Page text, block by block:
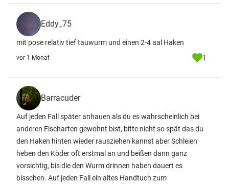
Eddy_75
mit pose relativ tief tauwurm und einen 2-4 aal Haken
vor 1 Monat 1
Barracuder
Auf jeden Fall später anhauen als du es wahrscheinlich bei
anderen Fischarten gewohnt bist, bitte nicht so spät das du
den Haken hinten wieder rausziehen kannst aber Schleien
heben den Köder oft erstmal an und beißen dann ganz
vorsichtig, bis die den Wurm drinnen haben dauert es
bisschen. Auf jeden Fall ein altes Handtuch zum